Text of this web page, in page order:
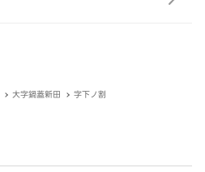
大字鍋蓋新田 字下ノ割